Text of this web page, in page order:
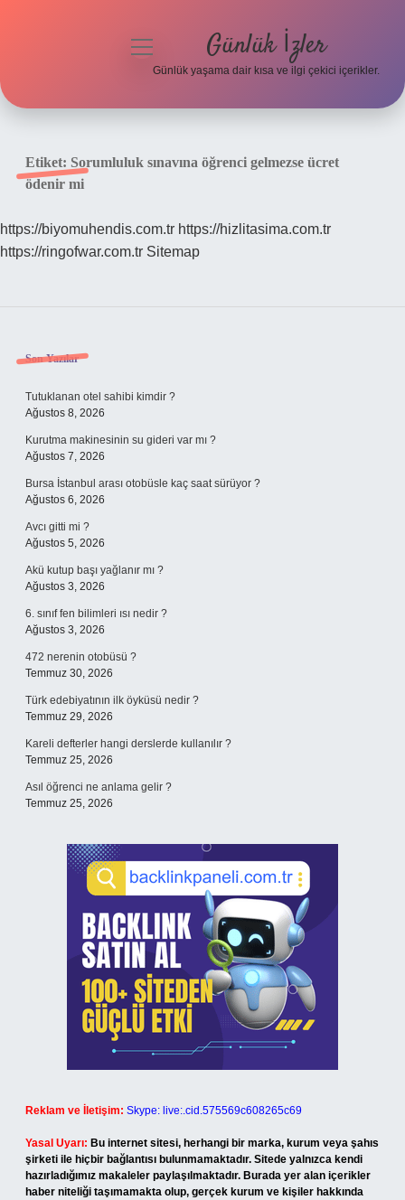
Yasal Uyarı
Hakkımızda
menüyü
Günlük İzler
Günlük yaşama dair kısa ve ilgi çekici içerikler.
Etiket: Sorumluluk sınavına öğrenci gelmezse ücret
ödenir mi
https://biyomuhendis.com.tr https://hizlitasima.com.tr
https://ringofwar.com.tr Sitemap
Sidebar
Son Yazılar
Tutuklanan otel sahibi kimdir ?
Ağustos 8, 2026
Kurutma makinesinin su gideri var mı ?
Ağustos 7, 2026
Bursa İstanbul arası otobüsle kaç saat sürüyor ?
Ağustos 6, 2026
Avcı gitti mi ?
Ağustos 5, 2026
Akü kutup başı yağlanır mı ?
Ağustos 3, 2026
6. sınıf fen bilimleri ısı nedir ?
Ağustos 3, 2026
472 nerenin otobüsü ?
Temmuz 30, 2026
Türk edebiyatının ilk öyküsü nedir ?
Temmuz 29, 2026
Kareli defterler hangi derslerde kullanılır ?
Temmuz 25, 2026
Asıl öğrenci ne anlama gelir ?
Temmuz 25, 2026
Reklam ve İletişim: Skype: live:.cid.575569c608265c69
Yasal Uyarı: Bu internet sitesi, herhangi bir marka, kurum veya şahıs
şirketi ile hiçbir bağlantısı bulunmamaktadır. Sitede yalnızca kendi
hazırladığımız makaleler paylaşılmaktadır. Burada yer alan içerikler
haber niteliği taşımamakta olup, gerçek kurum ve kişiler hakkında